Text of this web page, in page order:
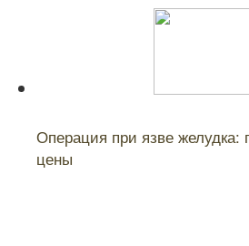
Операция при язве желудка:
цены